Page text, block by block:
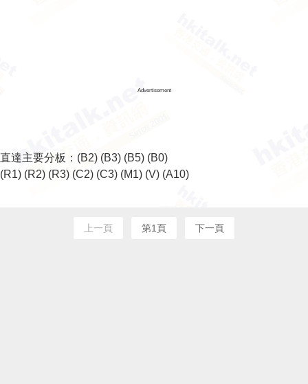
Advertisement
直達主要分板： (B2) (B3) (B5) (B0)
(R1) (R2) (R3) (C2) (C3) (M1) (V) (A10)
上一頁 第1頁 下一頁